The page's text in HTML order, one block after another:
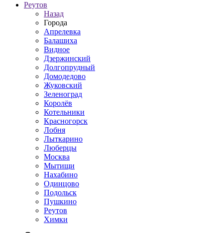
Реутов
Назад
Города
Апрелевка
Балашиха
Видное
Дзержинский
Долгопрудный
Домодедово
Жуковский
Зеленоград
Королёв
Котельники
Красногорск
Лобня
Лыткарино
Люберцы
Москва
Мытищи
Нахабино
Одинцово
Подольск
Пушкино
Реутов
Химки